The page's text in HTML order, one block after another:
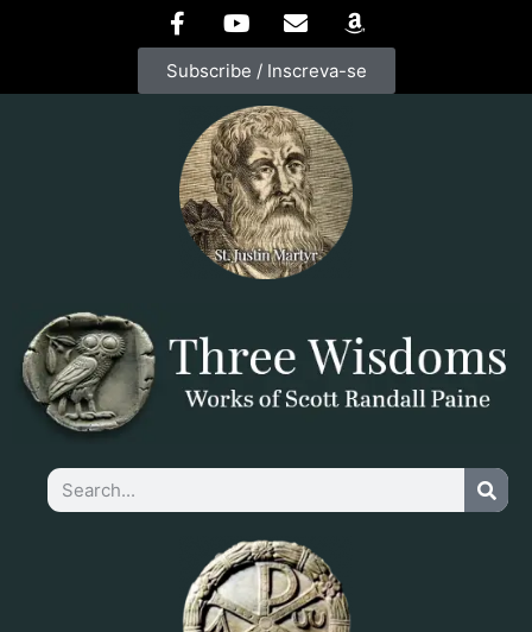
Subscribe / Inscreva-se